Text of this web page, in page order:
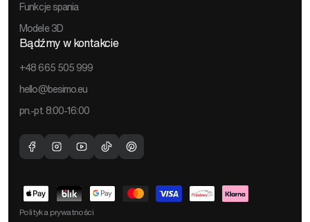
Funkcje spania
Modele 3D
Bądźmy w kontakcie
+48 665 505 999
hello@besimo.eu
pn.-pt. 8:00-16:00
FacebookInstagramYoutubeTikTokPinterest
Metody
płatności
Polityka prywatności